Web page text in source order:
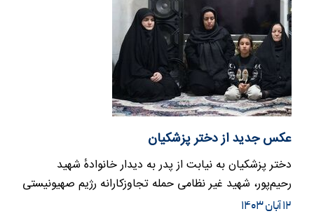
عکس جدید از دختر پزشکیان
دختر پزشکیان به نیابت از پدر به دیدار خانوادهٔ شهید
رحیم‌پور، شهید غیر نظامی حمله تجاوزکارانه رژیم صهیونیستی
رفت.
۱۲ آبان ۱۴۰۳